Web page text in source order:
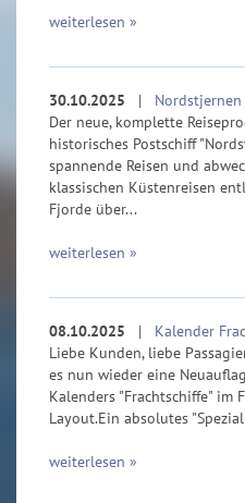
weiterlesen »
30.10.2025 |
Der neue, komplette
historisches Postschiff
spannende Reisen und
klassischen Küstenreisen
Fjorde über...
weiterlesen »
08.10.2025 | Kalender
Liebe Kunden, liebe
es nun wieder eine
Kalenders "Frachtschiffe" im
Layout.Ein absolutes
weiterlesen »